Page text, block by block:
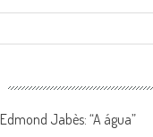
Jabès: “A água”